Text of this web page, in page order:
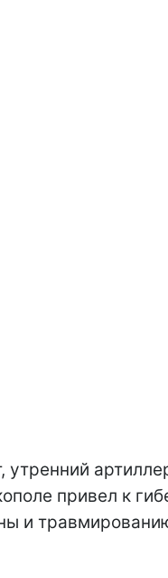
утренний
привел к
и